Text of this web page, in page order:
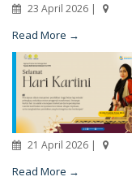
23 April 2026 |
Read More →
21 April 2026 |
Read More →